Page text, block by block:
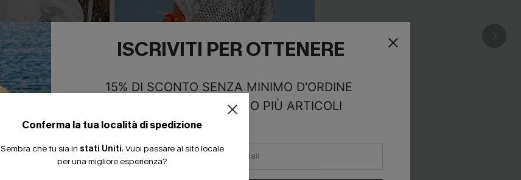
Conferma la tua località di spedizione
Sembra che tu sia in stati Uniti. Vuoi passare al sito locale
per una migliore esperienza?
ISCRIVITI PER OTTENERE
15% DI SCONTO SENZA MINIMO D'ORDINE
20% DI SCONTO SU 2 O PIÙ ARTICOLI